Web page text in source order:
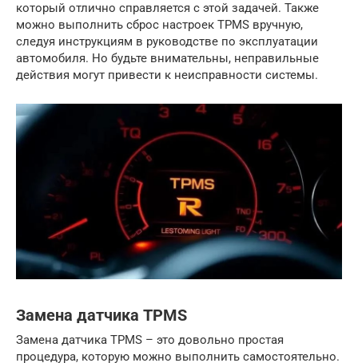
который отлично справляется с этой задачей. Также
можно выполнить сброс настроек TPMS вручную,
следуя инструкциям в руководстве по эксплуатации
автомобиля. Но будьте внимательны, неправильные
действия могут привести к неисправности системы.
Замена датчика TPMS
Замена датчика TPMS – это довольно простая
процедура, которую можно выполнить самостоятельно.